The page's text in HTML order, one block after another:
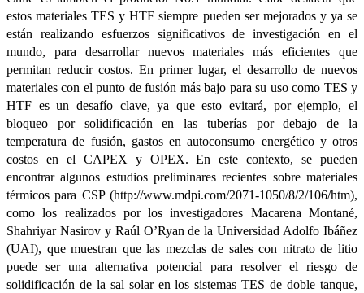
estos materiales TES y HTF siempre pueden ser mejorados y ya se
están realizando esfuerzos significativos de investigación en el
mundo, para desarrollar nuevos materiales más eficientes que
permitan reducir costos. En primer lugar, el desarrollo de nuevos
materiales con el punto de fusión más bajo para su uso como TES y
HTF es un desafío clave, ya que esto evitará, por ejemplo, el
bloqueo por solidificación en las tuberías por debajo de la
temperatura de fusión, gastos en autoconsumo energético y otros
costos en el CAPEX y OPEX. En este contexto, se pueden
encontrar algunos estudios preliminares recientes sobre materiales
térmicos para CSP (http://www.mdpi.com/2071-1050/8/2/106/htm),
como los realizados por los investigadores Macarena Montané,
Shahriyar Nasirov y Raúl O’Ryan de la Universidad Adolfo Ibáñez
(UAI), que muestran que las mezclas de sales con nitrato de litio
puede ser una alternativa potencial para resolver el riesgo de
solidificación de la sal solar en los sistemas TES de doble tanque,